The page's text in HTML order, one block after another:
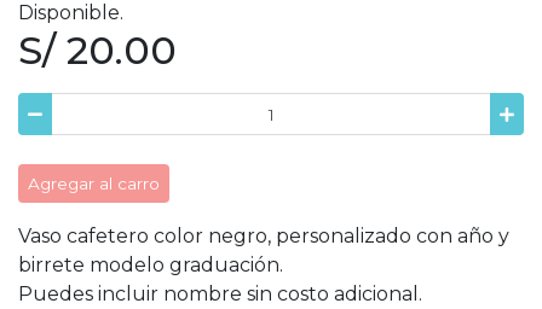
Disponible.
S/ 20.00
Agregar al carro
Vaso cafetero color negro, personalizado con año y
birrete modelo graduación.
Puedes incluir nombre sin costo adicional.